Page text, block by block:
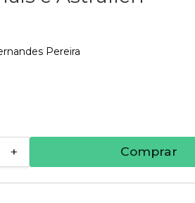
Pereira
+ Comprar